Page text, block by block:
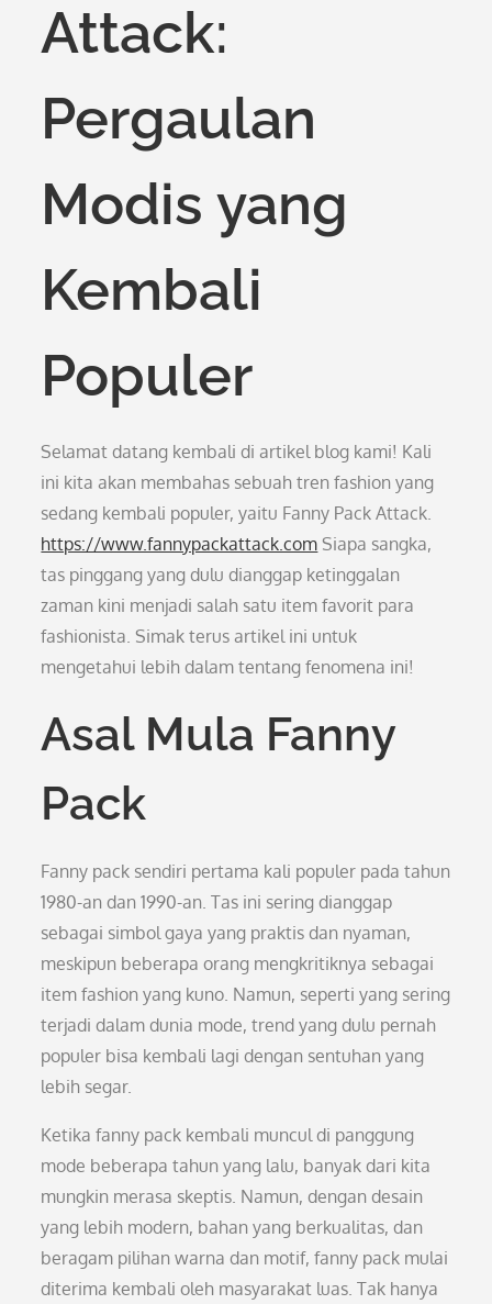
Attack:
Pergaulan
Modis yang
Kembali
Populer
Selamat datang kembali di artikel blog kami! Kali
ini kita akan membahas sebuah tren fashion yang
sedang kembali populer, yaitu Fanny Pack Attack.
https://www.fannypackattack.com Siapa sangka,
tas pinggang yang dulu dianggap ketinggalan
zaman kini menjadi salah satu item favorit para
fashionista. Simak terus artikel ini untuk
mengetahui lebih dalam tentang fenomena ini!
Asal Mula Fanny
Pack
Fanny pack sendiri pertama kali populer pada tahun
1980-an dan 1990-an. Tas ini sering dianggap
sebagai simbol gaya yang praktis dan nyaman,
meskipun beberapa orang mengkritiknya sebagai
item fashion yang kuno. Namun, seperti yang sering
terjadi dalam dunia mode, trend yang dulu pernah
populer bisa kembali lagi dengan sentuhan yang
lebih segar.
Ketika fanny pack kembali muncul di panggung
mode beberapa tahun yang lalu, banyak dari kita
mungkin merasa skeptis. Namun, dengan desain
yang lebih modern, bahan yang berkualitas, dan
beragam pilihan warna dan motif, fanny pack mulai
diterima kembali oleh masyarakat luas. Tak hanya